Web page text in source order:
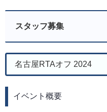
スタッフ募集
名古屋RTAオフ 2024
イベント概要